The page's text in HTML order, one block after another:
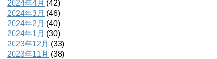
2024年4月 (42)
2024年3月 (46)
2024年2月 (40)
2024年1月 (30)
2023年12月 (33)
2023年11月 (38)